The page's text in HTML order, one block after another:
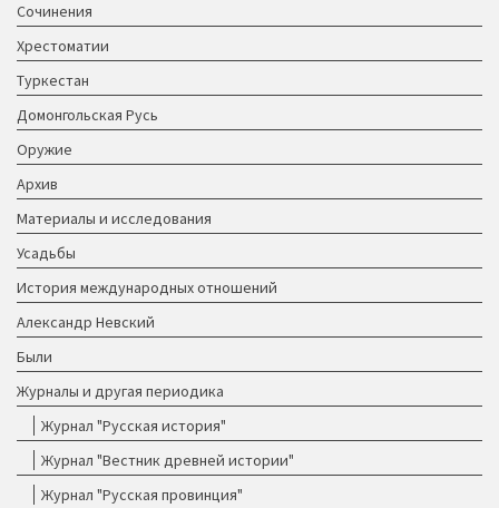
Сочинения
Хрестоматии
Туркестан
Домонгольская Русь
Оружие
Архив
Материалы и исследования
Усадьбы
История международных отношений
Александр Невский
Были
Журналы и другая периодика
Журнал "Русская история"
Журнал "Вестник древней истории"
Журнал "Русская провинция"